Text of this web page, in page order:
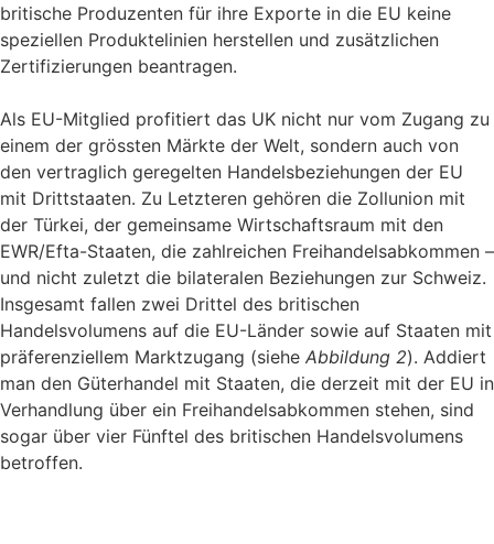
britische Produzenten für ihre Exporte in die EU keine
speziellen Produktelinien herstellen und zusätzlichen
Zertifizierungen beantragen.
Als EU-Mitglied profitiert das UK nicht nur vom Zugang zu
einem der grössten Märkte der Welt, sondern auch von
den vertraglich geregelten Handelsbeziehungen der EU
mit Drittstaaten. Zu Letzteren gehören die Zollunion mit
der Türkei, der gemeinsame Wirtschaftsraum mit den
EWR/Efta-Staaten, die zahlreichen Freihandelsabkommen –
und nicht zuletzt die bilateralen Beziehungen zur Schweiz.
Insgesamt fallen zwei Drittel des britischen
Handelsvolumens auf die EU-Länder sowie auf Staaten mit
präferenziellem Marktzugang (siehe Abbildung 2). Addiert
man den Güterhandel mit Staaten, die derzeit mit der EU in
Verhandlung über ein Freihandelsabkommen stehen, sind
sogar über vier Fünftel des britischen Handelsvolumens
betroffen.